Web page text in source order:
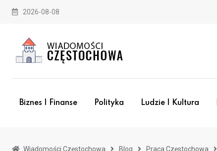
Skip
2026-08-08
Biznes I Finanse Polityka Ludzie I Kultura
Wiadomości Częstochowa Blog Praca Częstochowa